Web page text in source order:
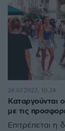
Καταργούνται
με τις
Επιτρέπεται η
26.07.2022, 10:24